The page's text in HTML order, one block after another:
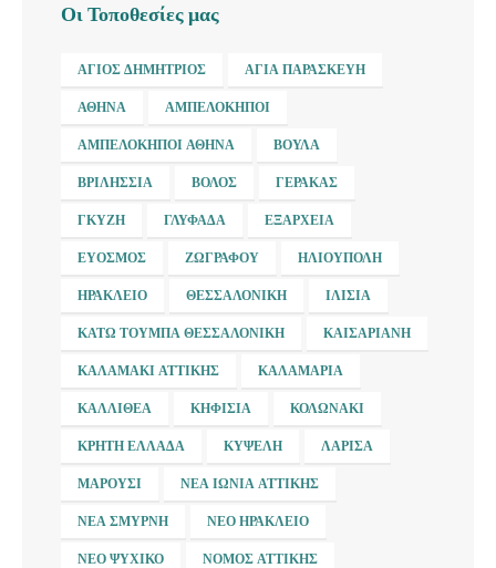
Οι Τοποθεσίες μας
ΆΓΙΟΣ ΔΗΜΉΤΡΙΟΣ ΑΓΊΑ ΠΑΡΑΣΚΕΥΉ
ΑΘΉΝΑ ΑΜΠΕΛΌΚΗΠΟΙ
ΑΜΠΕΛΌΚΗΠΟΙ ΑΘΉΝΑ ΒΟΎΛΑ
ΒΡΙΛΉΣΣΙΑ ΒΌΛΟΣ ΓΈΡΑΚΑΣ
ΓΚΎΖΗ ΓΛΥΦΆΔΑ ΕΞΆΡΧΕΙΑ
ΕΎΟΣΜΟΣ ΖΩΓΡΆΦΟΥ ΗΛΙΟΎΠΟΛΗ
ΗΡΆΚΛΕΙΟ ΘΕΣΣΑΛΟΝΊΚΗ ΙΛΊΣΙΑ
ΚΆΤΩ ΤΟΎΜΠΑ ΘΕΣΣΑΛΟΝΊΚΗ ΚΑΙΣΑΡΙΑΝΉ
ΚΑΛΑΜΆΚΙ ΑΤΤΙΚΉΣ ΚΑΛΑΜΑΡΙΆ
ΚΑΛΛΙΘΈΑ ΚΗΦΙΣΙΆ ΚΟΛΩΝΆΚΙ
ΚΡΉΤΗ ΕΛΛΆΔΑ ΚΥΨΈΛΗ ΛΆΡΙΣΑ
ΜΑΡΟΎΣΙ ΝΈΑ ΙΩΝΊΑ ΑΤΤΙΚΉΣ
ΝΈΑ ΣΜΎΡΝΗ ΝΈΟ ΗΡΆΚΛΕΙΟ
ΝΈΟ ΨΥΧΙΚΌ ΝΟΜΌΣ ΑΤΤΙΚΉΣ